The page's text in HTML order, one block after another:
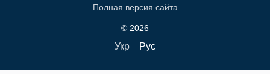
Полная версия сайта
© 2026
Укр Рус